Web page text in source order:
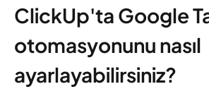
ClickUp'ta Google
otomasyonunu nasıl
ayarlayabilirsiniz?